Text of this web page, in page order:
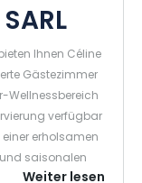
Ihnen Céline
Gästezimmer
Wellnessbereich
verfügbar
erholsamen
saisonalen
Tag. Auch ein
Weiter lesen